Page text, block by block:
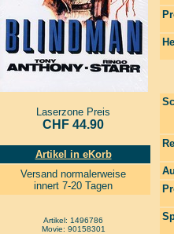
Laserzone Preis
CHF 44.90
Artikel in eKorb
Versand normalerweise
innert 7-20 Tagen
Artikel: 1496786
Movie: 90158301